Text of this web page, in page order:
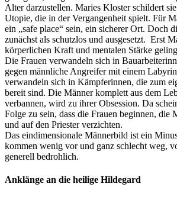
Alter darzustellen. Maries Kloster schildert
Utopie, die in der Vergangenheit spielt. Für
ein „safe place“ sein, ein sicherer Ort. Doch
zunächst als schutzlos und ausgesetzt. Erst
körperlichen Kraft und mentalen Stärke
Die Frauen verwandeln sich in
gegen männliche Angreifer mit einem
verwandeln sich in Kämpferinnen, die zum
bereit sind. Die Männer komplett aus dem
verbannen, wird zu ihrer Obsession. Da
Folge zu sein, dass die Frauen beginnen, die
und auf den Priester verzichten.
Das eindimensionale Männerbild ist ein
kommen wenig vor und ganz schlecht weg,
generell bedrohlich.
Anklänge an die heilige Hildegard